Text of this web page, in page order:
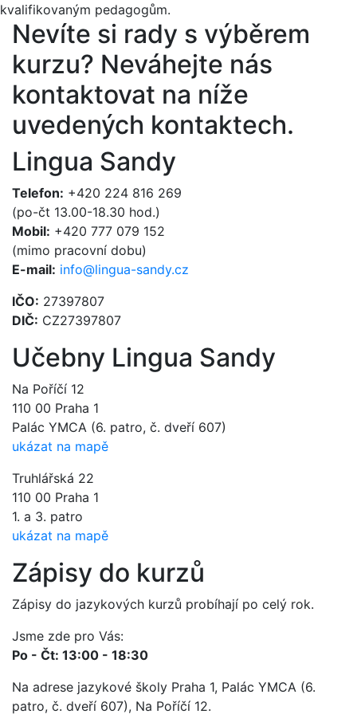
kvalifikovaným pedagogům.
Nevíte si rady s výběrem
kurzu? Neváhejte nás
kontaktovat na níže
uvedených kontaktech.
Lingua Sandy
Telefon: +420 224 816 269
(po-čt 13.00-18.30 hod.)
Mobil: +420 777 079 152
(mimo pracovní dobu)
E-mail: info@lingua-sandy.cz
IČO: 27397807
DIČ: CZ27397807
Učebny Lingua Sandy
Na Poříčí 12
110 00 Praha 1
Palác YMCA (6. patro, č. dveří 607)
ukázat na mapě
Truhlářská 22
110 00 Praha 1
1. a 3. patro
ukázat na mapě
Zápisy do kurzů
Zápisy do jazykových kurzů probíhají po celý rok.
Jsme zde pro Vás:
Po - Čt: 13:00 - 18:30
Na adrese jazykové školy Praha 1, Palác YMCA (6.
patro, č. dveří 607), Na Poříčí 12.